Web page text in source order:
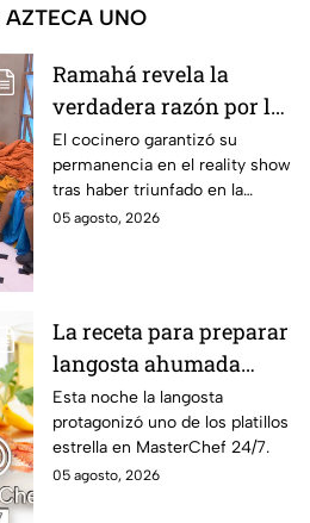
AZTECA UNO
Ramahá revela la
verdadera razón por la
que subió a Daniela al
balcón de MasterChef
24/7
El cocinero garantizó su
permanencia en el reality show
tras haber triunfado en la
pasada batalla por equipos
05 agosto, 2026
La receta para preparar
langosta ahumada
como en MasterChef
24/7
Esta noche la langosta
protagonizó uno de los platillos
estrella en MasterChef 24/7.
05 agosto, 2026